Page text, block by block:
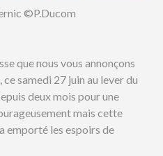
©P.Ducom
que nous vous annonçons
ce samedi 27 juin au lever du
deux mois pour une
mais cette
emporté les espoirs de